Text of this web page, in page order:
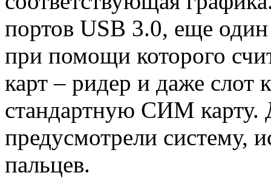
портов USB 3.0, еще
при помощи которого
карт – ридер и даже слот
стандартную СИМ карту.
предусмотрели систему,
пальцев.